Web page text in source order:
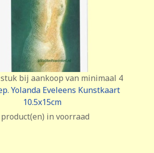
bij aankoop van minimaal 4
Yolanda Eveleens Kunstkaart
10.5x15cm
in voorraad